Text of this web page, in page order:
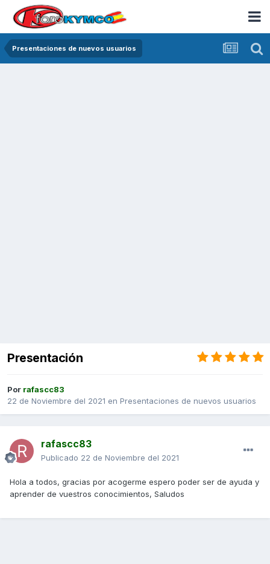
Presentaciones de nuevos usuarios
Presentación
Por rafascc83
22 de Noviembre del 2021 en Presentaciones de nuevos usuarios
rafascc83
Publicado 22 de Noviembre del 2021
Hola a todos, gracias por acogerme espero poder ser de ayuda y
aprender de vuestros conocimientos, Saludos